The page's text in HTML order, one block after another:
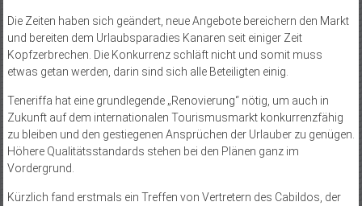
Die Zeiten haben sich geändert, neue Angebote bereichern den Markt
und bereiten dem Urlaubsparadies Kanaren seit einiger Zeit
Kopfzerbrechen. Die Konkurrenz schläft nicht und somit muss
etwas getan werden, darin sind sich alle Beteiligten einig.
Teneriffa hat eine grundlegende „Renovierung“ nötig, um auch in
Zukunft auf dem internationalen Tourismusmarkt konkurrenzfähig
zu bleiben und den gestiegenen Ansprüchen der Urlauber zu genügen.
Höhere Qualitätsstandards stehen bei den Plänen ganz im
Vordergrund.
Kürzlich fand erstmals ein Treffen von Vertretern des Cabildos, der